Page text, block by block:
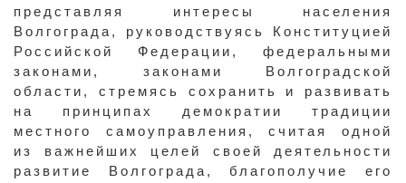
представляя интересы населения
Волгограда, руководствуясь Конституцией
Российской Федерации, федеральными
законами, законами Волгоградской
области, стремясь сохранить и развивать
на принципах демократии традиции
местного самоуправления, считая одной
из важнейших целей своей деятельности
развитие Волгограда, благополучие его